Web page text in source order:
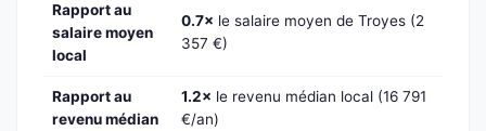
Rapport au
salaire moyen
local
0.7× le salaire moyen de Troyes (2
357 €)
Rapport au
revenu médian
1.2× le revenu médian local (16 791
€/an)